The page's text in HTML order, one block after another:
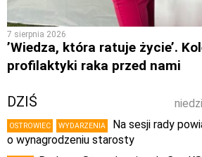
7 sierpnia 2026
’Wiedza, która ratuje życie’.
profilaktyki raka przed nami
DZIŚ
OSTROWIEC WYDARZENIA
Na sesji rady
o wynagrodzeniu starosty